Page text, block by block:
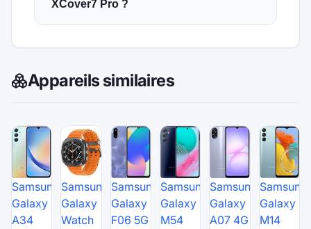
XCover7 Pro ?
Appareils similaires
Samsung
Galaxy
A34
Samsung
Galaxy
Watch
Samsung
Galaxy
F06 5G
Samsung
Galaxy
M54
Samsung
Galaxy
A07 4G
Samsung
Galaxy
M14